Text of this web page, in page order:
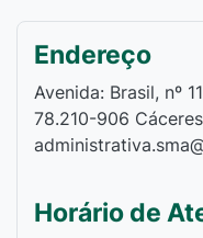
Endereço
Avenida: Brasil, nº
78.210-906
Horário de